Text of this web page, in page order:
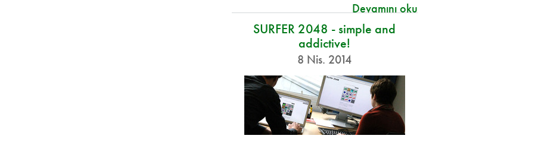
Devamını oku
SURFER 2048 - simple and
addictive!
8 Nis. 2014